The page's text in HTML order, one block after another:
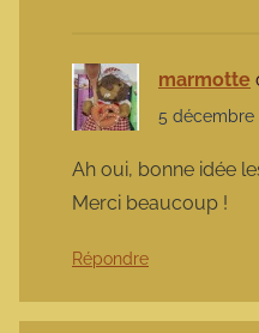
marmotte
5 décembre
Ah oui, bonne idée
Merci beaucoup !
Répondre